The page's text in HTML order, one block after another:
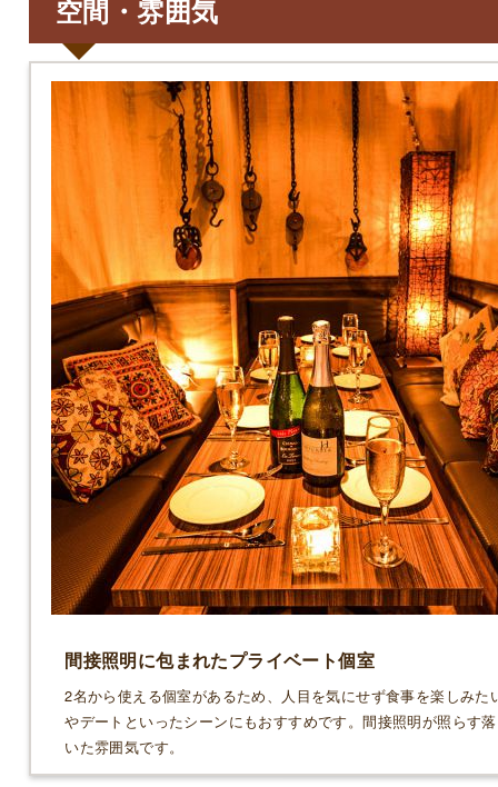
空間・雰囲気
間接照明に包まれたプライベート個室
2名から使える個室があるため、人目を気にせず食事を楽しみた
やデートといったシーンにもおすすめです。間接照明が照らす
いた雰囲気です。